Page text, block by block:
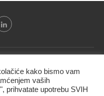
niti koristiti, delimično
kompanije.
kako bismo vam
vaših
prihvatate upotrebu SVIH